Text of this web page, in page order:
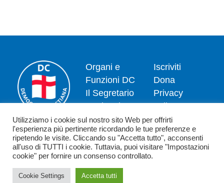
Organi e
Funzioni DC
Il Segretario
Nazionale
Dipartimenti
News
Contatti
Iscriviti
Dona
Privacy
policy
Politica dei
cookie
Utilizziamo i cookie sul nostro sito Web per offrirti
l'esperienza più pertinente ricordando le tue preferenze e
ripetendo le visite. Cliccando su "Accetta tutto", acconsenti
all'uso di TUTTI i cookie. Tuttavia, puoi visitare "Impostazioni
cookie" per fornire un consenso controllato.
Cookie Settings Accetta tutti